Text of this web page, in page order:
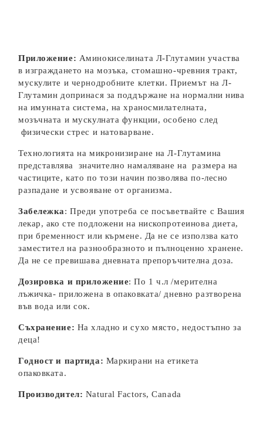
Приложение: Аминокиселината Л-Глутамин участва
в изграждането на мозъка, стомашно-чревния тракт,
мускулите и чернодробните клетки. Приемът на Л-
Глутамин допринася за поддържане на нормални нива
на имунната система, на храносмилателната,
мозъчната и мускулната функции, особено след
физически стрес и натоварване.
Технологията на микронизиране нa Л-Глутамина
представлява значително намаляване на размера на
частиците, като по този начин позволява по-лесно
разпадане и усвояване от организма.
Забележка: Преди употреба се посъветвайте с Вашия
лекар, ако сте подложени на нископротеинова диета,
при бременност или кърмене. Да не се използва като
заместител на разнообразното и пълноценно хранене.
Да не се превишава дневната препоръчителна доза.
Дозировка и приложение: По 1 ч.л /мерителна
лъжичка- приложена в опаковката/ дневно разтворена
във вода или сок.
Съхранение: На хладно и сухо място, недостъпно за
деца!
Годност и партида: Маркирани на етикета
опаковката.
Производител: Natural Factors, Canada